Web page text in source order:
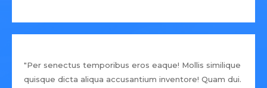
"Per senectus temporibus eros eaque! Mollis similique
quisque dicta aliqua accusantium inventore! Quam dui.